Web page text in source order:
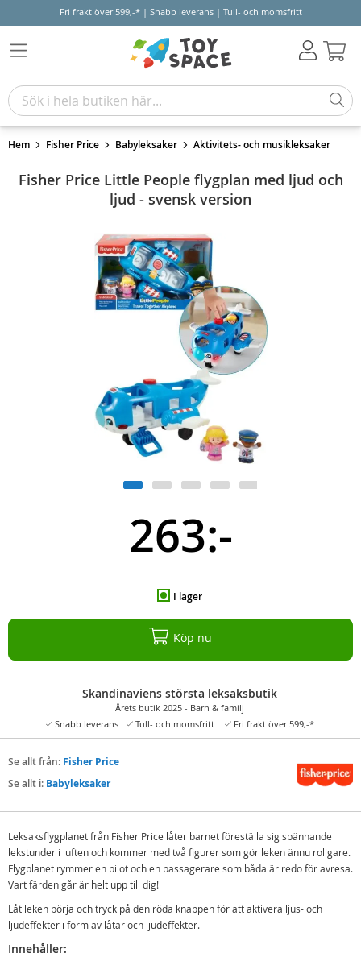
Fri frakt över 599,-* | Snabb leverans | Tull- och momsfritt
Hem Fisher Price Babyleksaker Aktivitets- och musikleksaker
Fisher Price Little People flygplan med ljud och
ljud - svensk version
263:-
I lager
Köp nu
Skandinaviens största leksaksbutik
Årets butik 2025 - Barn & familj
Snabb leverans
Tull- och momsfritt Fri frakt över 599,-*
Se allt från: Fisher Price
Se allt i: Babyleksaker
Leksaksflygplanet från Fisher Price låter barnet föreställa sig spännande
lekstunder i luften och kommer med två figurer som gör leken ännu roligare.
Flygplanet rymmer en pilot och en passagerare som båda är redo för avresa.
Vart färden går är helt upp till dig!
Låt leken börja och tryck på den röda knappen för att aktivera ljus- och
ljudeffekter i form av låtar och ljudeffekter.
Innehåller: